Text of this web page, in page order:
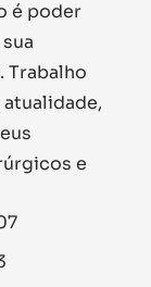
é poder
Trabalho
e